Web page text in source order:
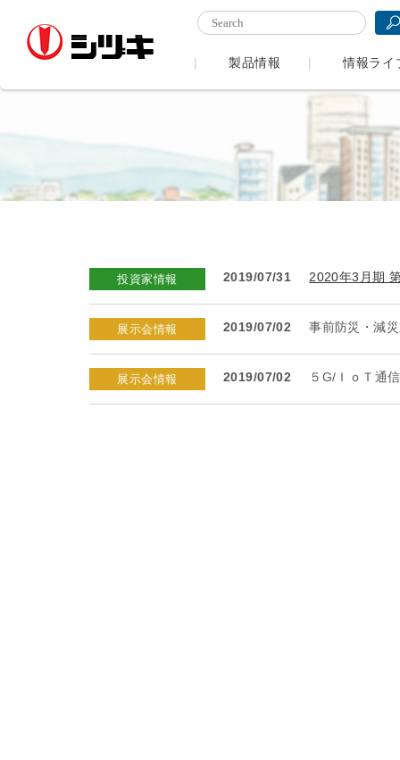
製品情報 情報ライ
投資家情報 2019/07/31 2020年3月期
展示会情報 2019/07/02 事前防災・減
展示会情報 2019/07/02 ５G/ＩｏＴ通